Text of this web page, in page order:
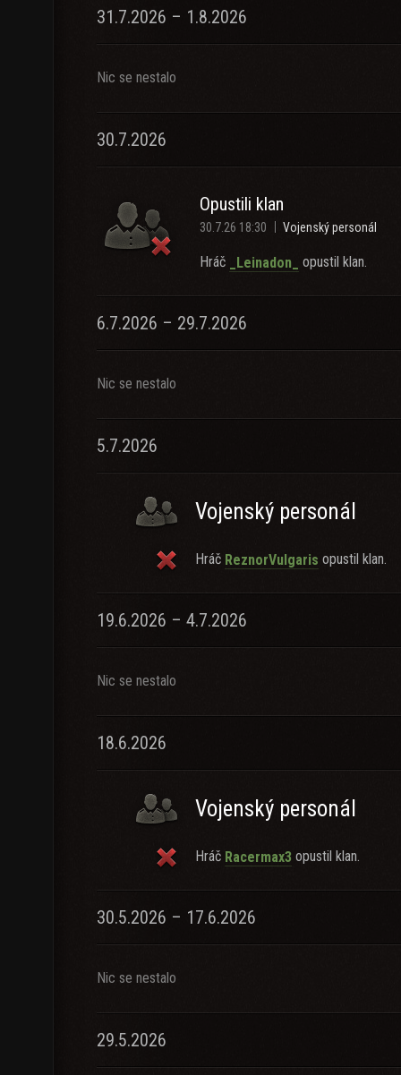
31.7.2026 – 1.8.2026
Nic se nestalo
30.7.2026
Opustili klan
30.7.26 18:30 Vojenský personál
Hráč _Leinadon_ opustil klan.
6.7.2026 – 29.7.2026
Nic se nestalo
5.7.2026
Vojenský personál
Hráč ReznorVulgaris opustil klan.
19.6.2026 – 4.7.2026
Nic se nestalo
18.6.2026
Vojenský personál
Hráč Racermax3 opustil klan.
30.5.2026 – 17.6.2026
Nic se nestalo
29.5.2026